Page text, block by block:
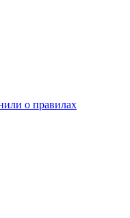
о правилах